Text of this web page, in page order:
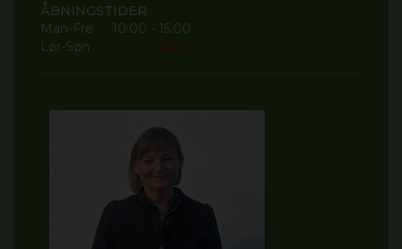
ÅBNINGSTIDER
Man-Fre
10:00 - 15:00
Lør-Søn
Lukket